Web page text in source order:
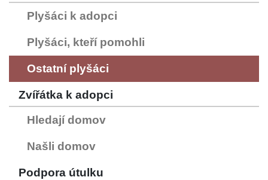
Plyšáci k adopci
Plyšáci, kteří pomohli
Ostatní plyšáci
Zvířátka k adopci
Hledají domov
Našli domov
Podpora útulku